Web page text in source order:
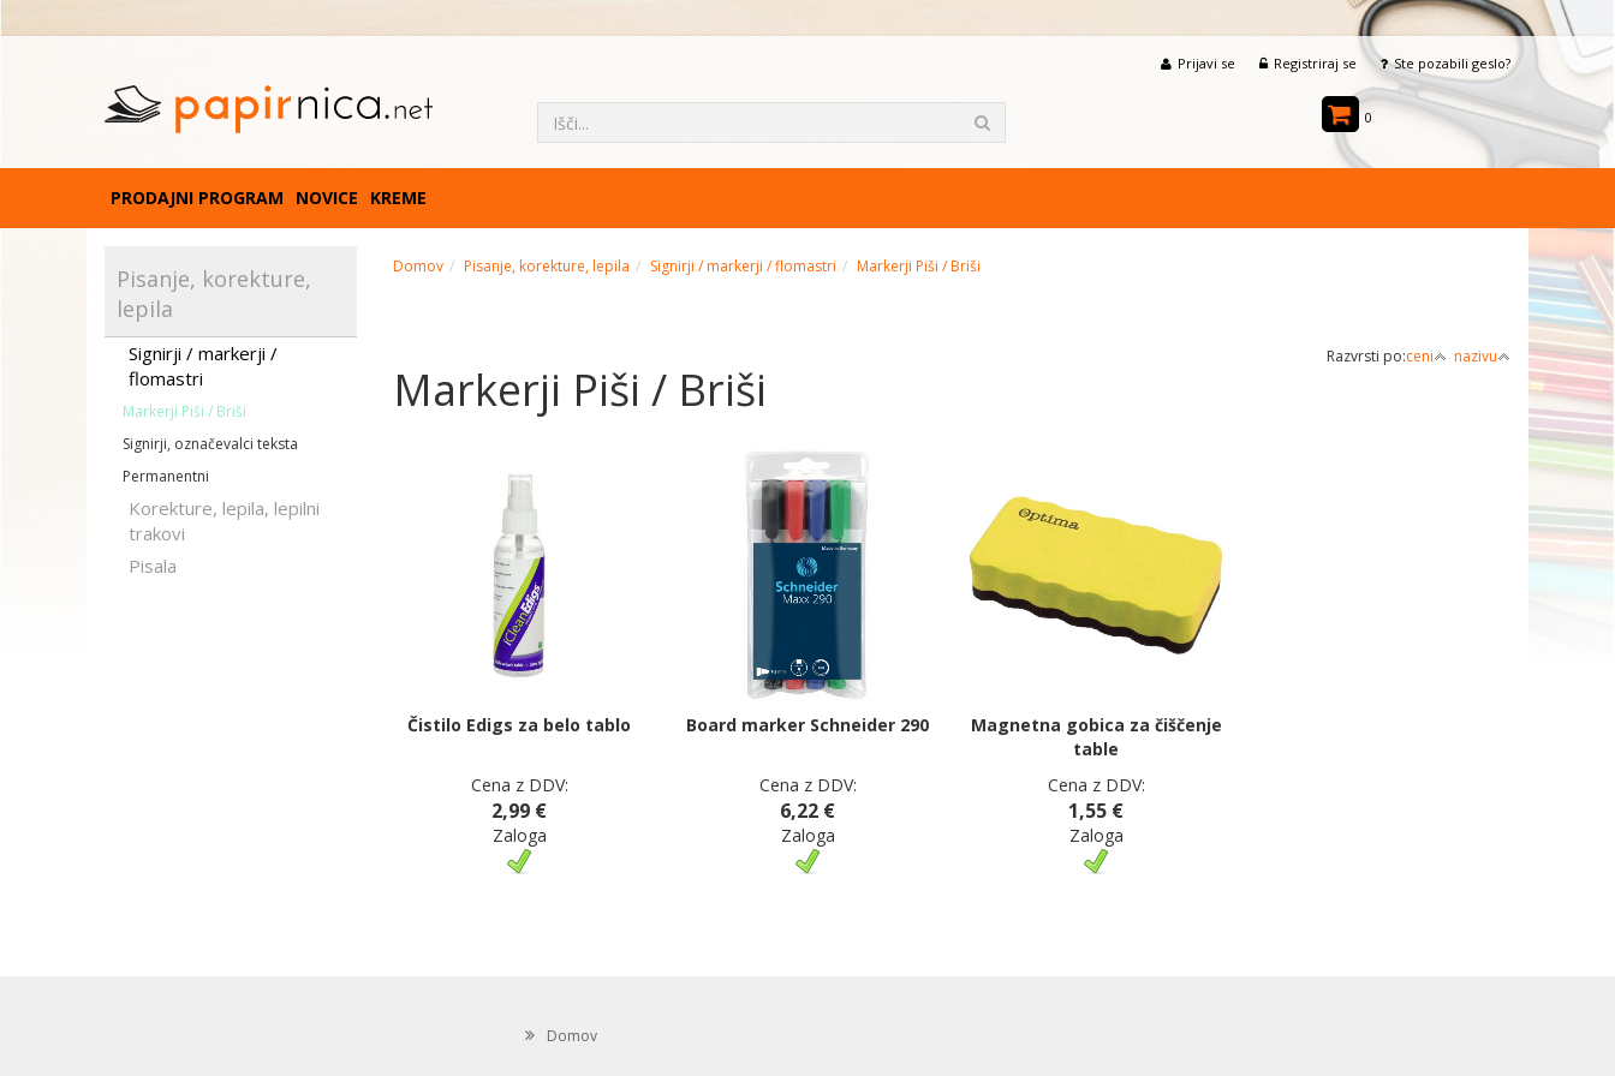
Prijavi se Registriraj se Ste pozabili geslo?
0
PRODAJNI PROGRAM NOVICE KREME
Pisanje, korekture,
lepila
Signirji / markerji /
flomastri
Markerji Piši / Briši
Signirji, označevalci teksta
Permanentni
Korekture, lepila, lepilni
trakovi
Pisala
Domov Pisanje, korekture, lepila Signirji / markerji / flomastri Markerji Piši / Briši
Razvrsti po:ceni nazivu
Markerji Piši / Briši
Čistilo Edigs za belo tablo
Cena z DDV:
2,99 €
Zaloga
Board marker Schneider 290
Cena z DDV:
6,22 €
Zaloga
Magnetna gobica za čiščenje
table
Cena z DDV:
1,55 €
Zaloga
Domov